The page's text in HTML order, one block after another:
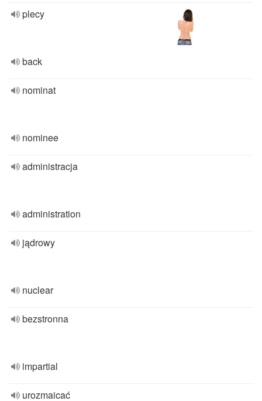
plecy
back
nominat
nominee
administracja
administration
jądrowy
nuclear
bezstronna
impartial
urozmaicać